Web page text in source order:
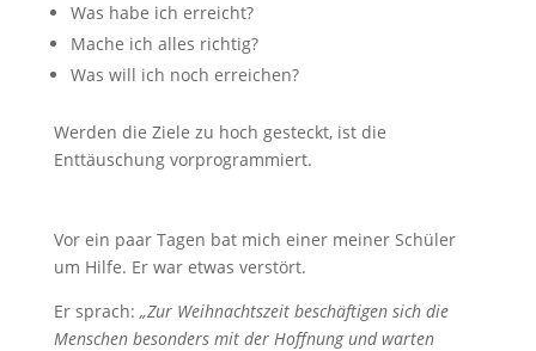
Was habe ich erreicht?
Mache ich alles richtig?
Was will ich noch erreichen?
Werden die Ziele zu hoch gesteckt, ist die
Enttäuschung vorprogrammiert.
Vor ein paar Tagen bat mich einer meiner Schüler
um Hilfe. Er war etwas verstört.
Er sprach: „Zur Weihnachtszeit beschäftigen sich die
Menschen besonders mit der Hoffnung und warten